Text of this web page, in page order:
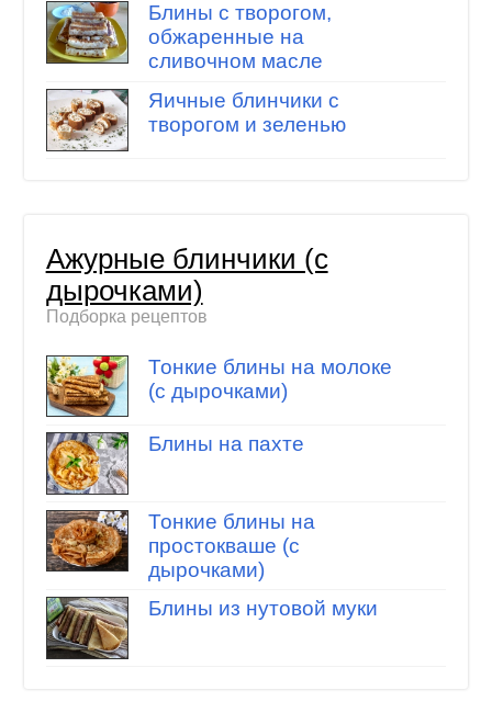
Блины с творогом,
обжаренные на
сливочном масле
Яичные блинчики с
творогом и зеленью
Ажурные блинчики (с
дырочками)
Подборка рецептов
Тонкие блины на молоке
(с дырочками)
Блины на пахте
Тонкие блины на
простокваше (с
дырочками)
Блины из нутовой муки